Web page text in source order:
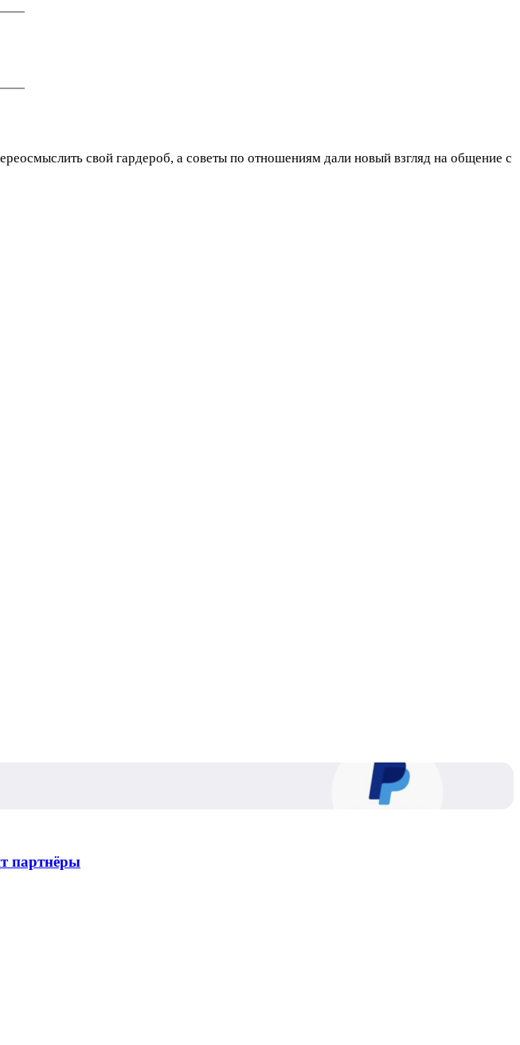
свой гардероб, а советы по отношениям дали новый взгляд на общение с
партнёры